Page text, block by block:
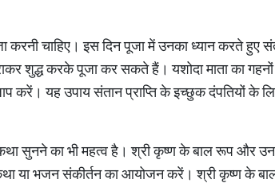
चाहिए। इस दिन पूजा में उनका ध्यान करते हुए
शुद्ध करके पूजा कर सकते हैं। यशोदा माता का
करें। यह उपाय संतान प्राप्ति के इच्छुक दंपतियों के
सुनने का भी महत्व है। श्री कृष्ण के बाल रूप और
या भजन संकीर्तन का आयोजन करें। श्री कृष्ण के